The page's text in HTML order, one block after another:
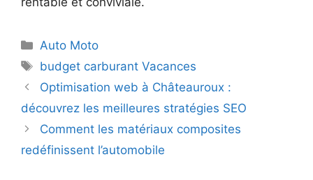
Catégories
Auto Moto
Étiquettes
budget carburant Vacances
Optimisation web à Châteauroux :
découvrez les meilleures stratégies SEO
Comment les matériaux composites
redéfinissent l’automobile